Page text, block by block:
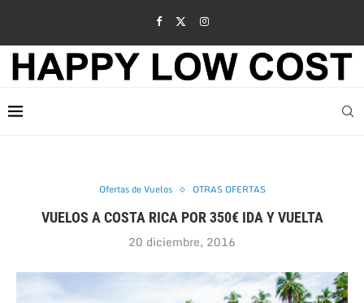
Ofertas de Vuelos OTRAS OFERTAS
VUELOS A COSTA RICA POR 350€ IDA Y VUELTA
20 diciembre, 2016